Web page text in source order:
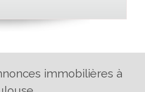
immobilières à